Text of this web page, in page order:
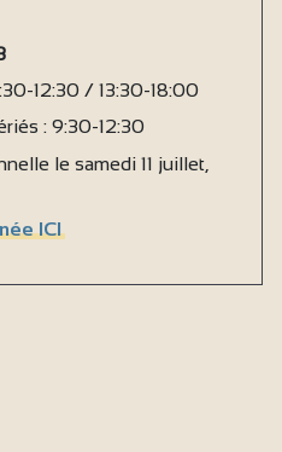
12:30 / 13:30-18:00
: 9:30-12:30
le samedi 11 juillet,
ICI